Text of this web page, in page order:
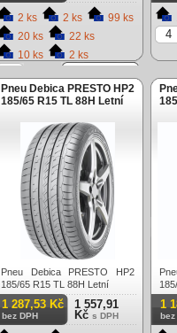
2 ks 2 ks
99 ks
20 ks
22 ks
10 ks
2 ks
Pneu Debica PRESTO HP2
185/65 R15 TL 88H Letní
Pneu Debica PRESTO HP2
185/65 R15 TL 88H Letní
1 287,53 Kč
bez DPH
1 557,91
Kč s DPH
1
bez